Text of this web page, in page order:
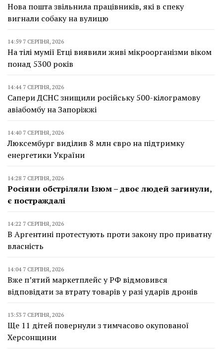
Нова пошта звільнила працівників, які в спеку
вигнали собаку на вулицю
14:59 7 СЕРПНЯ, 2026
На тілі мумії Етці виявили живі мікроорганізми віком
понад 5300 років
14:44 7 СЕРПНЯ, 2026
Сапери ДСНС знищили російську 500-кілограмову
авіабомбу на Запоріжжі
14:40 7 СЕРПНЯ, 2026
Люксембург виділив 8 млн євро на підтримку
енергетики України
14:28 7 СЕРПНЯ, 2026
Росіяни обстріляли Ізюм – двоє людей загинули,
є постраждалі
14:22 7 СЕРПНЯ, 2026
В Аргентині протестують проти закону про приватну
власність
14:04 7 СЕРПНЯ, 2026
Вже п’ятий маркетплейс у РФ відмовився
відповідати за втрату товарів у разі ударів дронів
13:53 7 СЕРПНЯ, 2026
Ще 11 дітей повернули з тимчасово окупованої
Херсонщини